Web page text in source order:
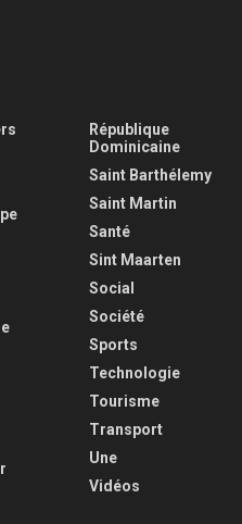
République
Dominicaine
Saint Barthélemy
Saint Martin
Santé
Sint Maarten
Social
Société
Sports
Technologie
Tourisme
Transport
Une
Vidéos